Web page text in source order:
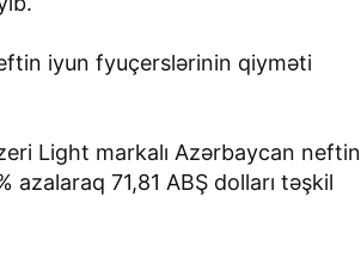
iyun fyuçerslərinin qiyməti
Light markalı Azərbaycan neftin
azalaraq 71,81 ABŞ dolları təşkil